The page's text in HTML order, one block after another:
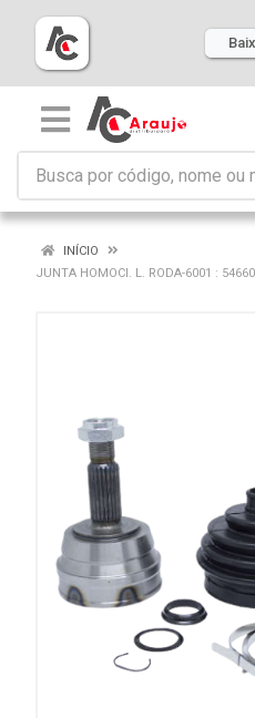
INÍCIO
JUNTA HOMOCI. L. RODA-6001 :